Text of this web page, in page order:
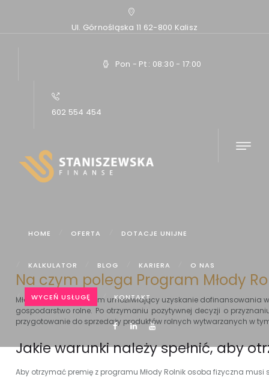
Ul. Górnośląska 11 62-800 Kalisz
Pon - Pt : 08:30 - 17:00
602 554 454
HOME OFERTA DOTACJE UNIJNE
KALKULATOR BLOG KARIERA O NAS
WYCEŃ USŁUGĘ KONTAKT
Kto może otrzymać dofinansowania w ramach...
Na czym polega Program Młody
Młody Rolnik to program umożliwiający uzyskanie dofinansowania
gospodarstwo rolne. Po otrzymaniu pozytywnej decyzji o
przygotowanie do sprzedaży produktów rolnych wytwarzanych w
Jakie warunki należy spełnić, aby
Aby otrzymać premię z programu Młody Rolnik osoba fizyczna musi